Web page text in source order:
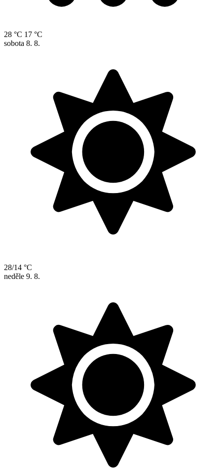
28 °C 17 °C
sobota 8. 8.
28/14 °C
neděle 9. 8.